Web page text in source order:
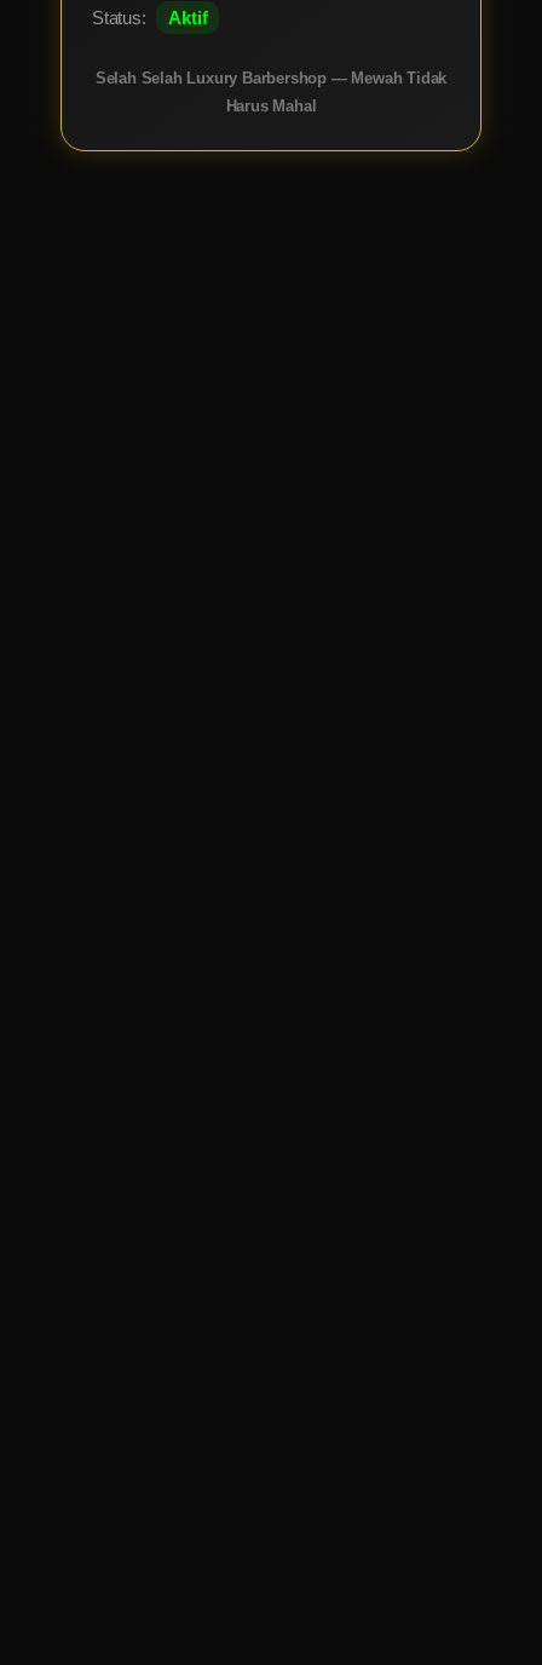
Status: Aktif
Selah Selah Luxury Barbershop — Mewah Tidak
Harus Mahal